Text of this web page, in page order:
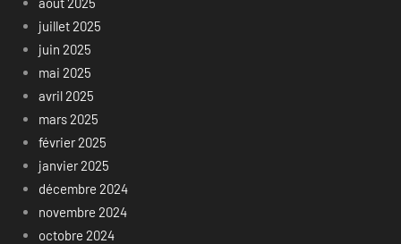
juillet 2025
juin 2025
mai 2025
avril 2025
mars 2025
février 2025
janvier 2025
décembre 2024
novembre 2024
octobre 2024